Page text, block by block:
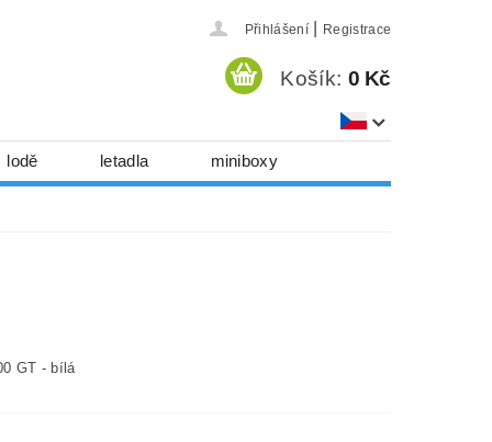
Přihlášení Registrace
Košík: 0 Kč
lodě letadla miniboxy
GT - bílá